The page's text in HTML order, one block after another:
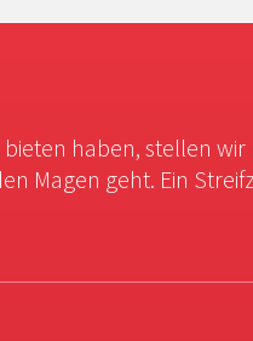
haben, stellen
Magen geht. Ein